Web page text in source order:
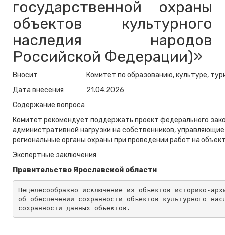
государственной охраны
объектов культурного
наследия народов
Российской Федерации)»
Вносит
Комитет по образованию, культуре,
Дата внесения
21.04.2026
Содержание вопроса
Комитет рекомендует поддержать проект федерального
административной нагрузки на собственников,
региональные органы охраны при проведении работ на
Экспертные заключения
Правительство Ярославской области
Нецелесообразно исключение из объектов историко-
об обеспечении сохранности объектов культурного
сохранности данных объектов.